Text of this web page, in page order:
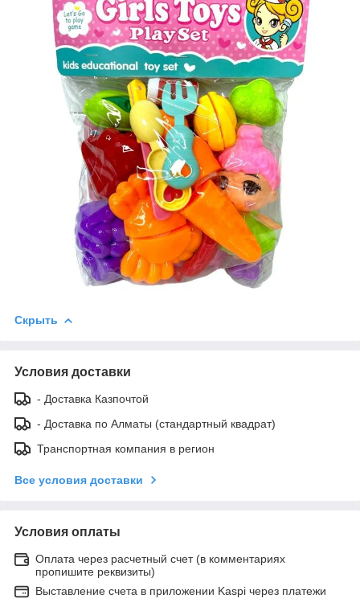
Скрыть
Условия доставки
- Доставка Казпочтой
- Доставка по Алматы (стандартный квадрат)
Транспортная компания в регион
Все условия доставки
Условия оплаты
Оплата через расчетный счет (в комментариях
пропишите реквизиты)
Выставление счета в приложении Kaspi через платежи